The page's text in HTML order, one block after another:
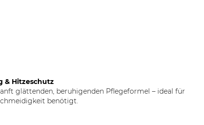
& Hitzeschutz
glättenden, beruhigenden Pflegeformel – ideal für
benötigt.